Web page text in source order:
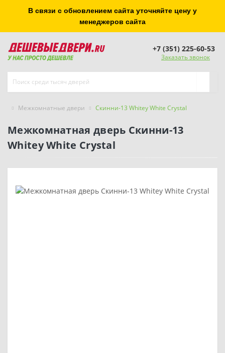
В связи с обновлением сайта уточняйте цену у
менеджеров сайта
+7 (351) 225-60-53
Заказать звонок
Межкомнатные двери Скинни-13 Whitey White Сrystal
Межкомнатная дверь Скинни-13
Whitey White Сrystal